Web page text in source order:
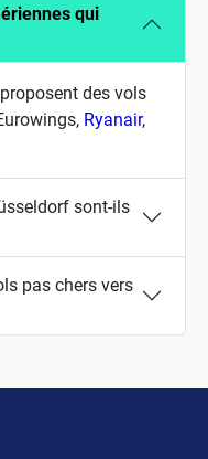
qui
des vols
Ryanair,
sont-ils
pas chers vers